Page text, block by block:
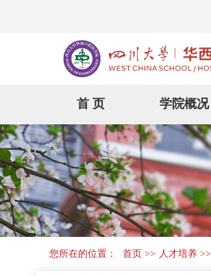
首 页 学院概况
您所在的位置： 首页 >> 人才培养 >>